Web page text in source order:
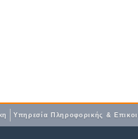
Yπηρεσία Πληροφορικής &